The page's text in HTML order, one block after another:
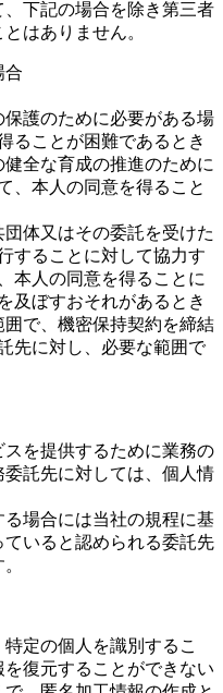
下記の場合を除き第三者
はありません。
合
護のために必要がある場
ることが困難であるとき
全な育成の推進のために
、本人の同意を得ること
体又はその委託を受けた
することに対して協力す
本人の同意を得ることに
及ぼすおそれがあるとき
で、機密保持契約を締結
先に対し、必要な範囲で
を提供するために業務の
託先に対しては、個人情
場合には当社の規程に基
いると認められる委託先
定の個人を識別するこ
復元することができない